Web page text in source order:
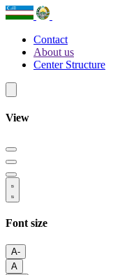
Contact
About us
Center Structure
View
Font size
A-
A